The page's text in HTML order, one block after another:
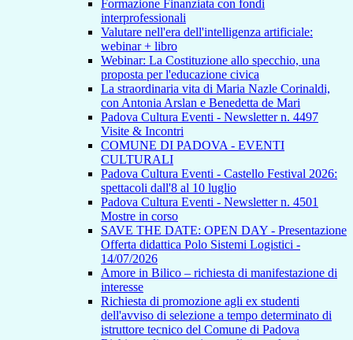
Formazione Finanziata con fondi
interprofessionali
Valutare nell'era dell'intelligenza artificiale:
webinar + libro
Webinar: La Costituzione allo specchio, una
proposta per l'educazione civica
La straordinaria vita di Maria Nazle Corinaldi,
con Antonia Arslan e Benedetta de Mari
Padova Cultura Eventi - Newsletter n. 4497
Visite & Incontri
COMUNE DI PADOVA - EVENTI
CULTURALI
Padova Cultura Eventi - Castello Festival 2026:
spettacoli dall'8 al 10 luglio
Padova Cultura Eventi - Newsletter n. 4501
Mostre in corso
SAVE THE DATE: OPEN DAY - Presentazione
Offerta didattica Polo Sistemi Logistici -
14/07/2026
Amore in Bilico – richiesta di manifestazione di
interesse
Richiesta di promozione agli ex studenti
dell'avviso di selezione a tempo determinato di
istruttore tecnico del Comune di Padova